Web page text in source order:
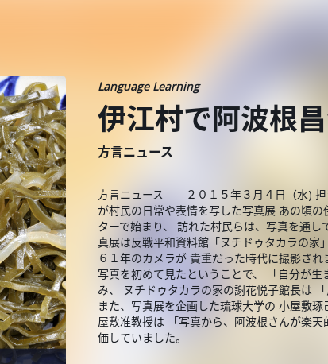
Language Learning
伊江村で阿波根
方言ニュース
方言ニュース ２０１５年３月４日（水) 担
が村民の日常や表情を写した写真展 あの頃
ターで始まり、 訪れた村民らは、写真を通
真展は反戦平和資料館「ヌチドゥタカラの家
６１年のカメラが 貴重だった時代に撮影さ
写真を初めて見たということで、 「自分が
み、 ヌチドゥタカラの家の謝花悦子館長は
また、写真展を企画した琉球大学の 小屋敷
屋敷准教授は 「写真から、阿波根さんが楽
価していました。